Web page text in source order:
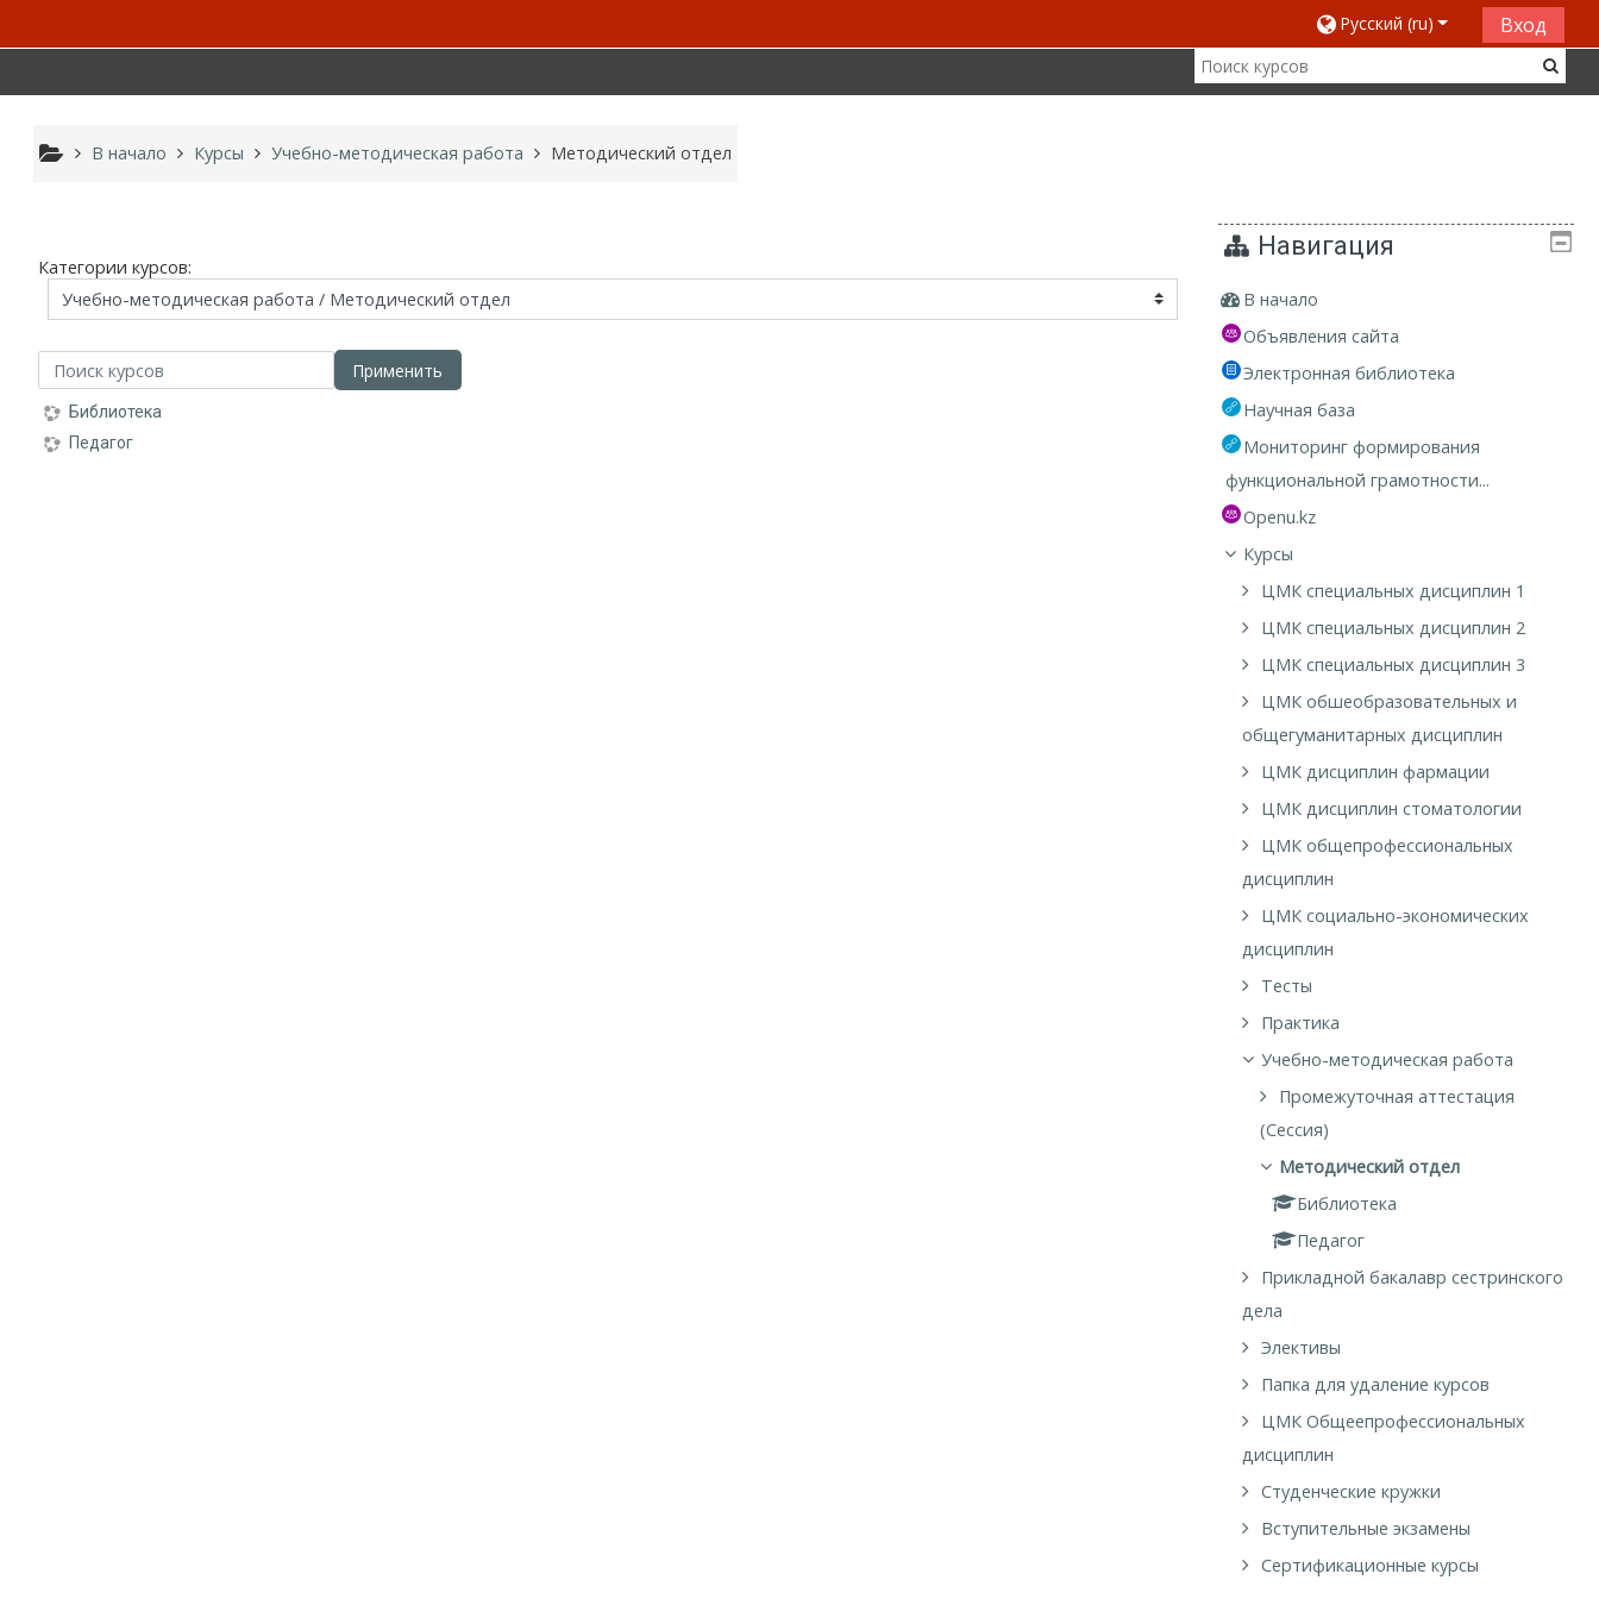
Русский ‎(ru)‎ Вход
В начало Курсы Учебно-методическая работа Методический отдел
Категории курсов:
курсов Применить
Библиотека
Педагог
Навигация
В начало
Объявления сайта
Электронная библиотека
Научная база
Мониторинг формирования
функциональной грамотности...
Openu.kz
Курсы
ЦМК специальных дисциплин 1
ЦМК специальных дисциплин 2
ЦМК специальных дисциплин 3
ЦМК обшеобразовательных и
общегуманитарных дисциплин
ЦМК дисциплин фармации
ЦМК дисциплин стоматологии
ЦМК общепрофессиональных
дисциплин
ЦМК социально-экономических
дисциплин
Тесты
Практика
Учебно-методическая работа
Промежуточная аттестация
(Сессия)
Методический отдел
Библиотека
Педагог
Прикладной бакалавр сестринского
дела
Элективы
Папка для удаление курсов
ЦМК Общеепрофессиональных
дисциплин
Студенческие кружки
Вступительные экзамены
Сертификационные курсы